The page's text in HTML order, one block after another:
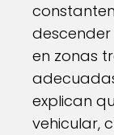
en zonas
explican
vehicular,